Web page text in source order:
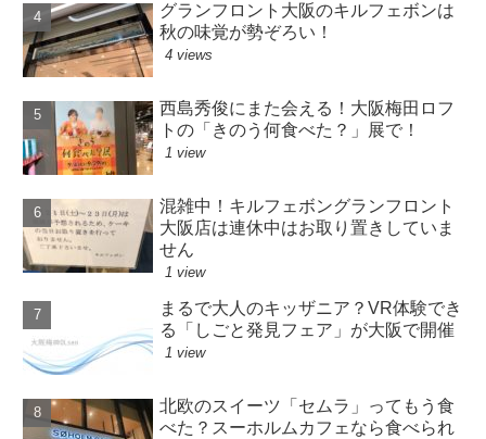
グランフロント大阪のキルフェボンは
秋の味覚が勢ぞろい！
4 views
西島秀俊にまた会える！大阪梅田ロフ
トの「きのう何食べた？」展で！
1 view
混雑中！キルフェボングランフロント
大阪店は連休中はお取り置きしていま
せん
1 view
まるで大人のキッザニア？VR体験でき
る「しごと発見フェア」が大阪で開催
1 view
北欧のスイーツ「セムラ」ってもう食
べた？スーホルムカフェなら食べられ